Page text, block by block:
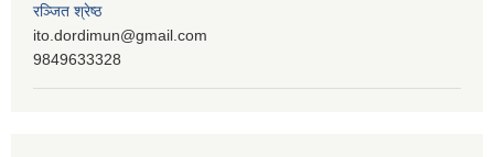
रञ्‍जित श्रेष्ठ
ito.dordimun@gmail.com
9849633328